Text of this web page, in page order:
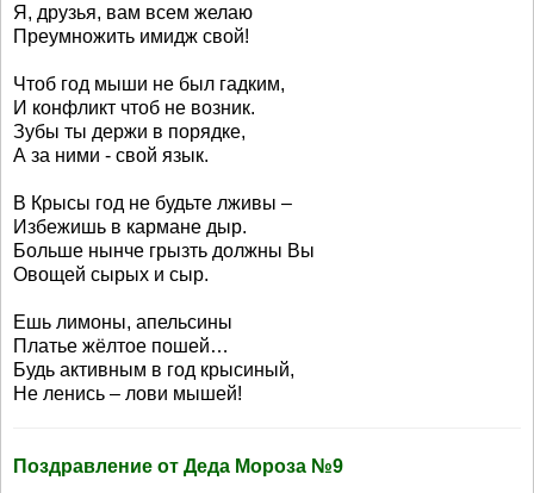
Я, друзья, вам всем желаю
Преумножить имидж свой!
Чтоб год мыши не был гадким,
И конфликт чтоб не возник.
Зубы ты держи в порядке,
А за ними - свой язык.
В Крысы год не будьте лживы –
Избежишь в кармане дыр.
Больше нынче грызть должны Вы
Овощей сырых и сыр.
Ешь лимоны, апельсины
Платье жёлтое пошей…
Будь активным в год крысиный,
Не ленись – лови мышей!
Поздравление от Деда Мороза №9